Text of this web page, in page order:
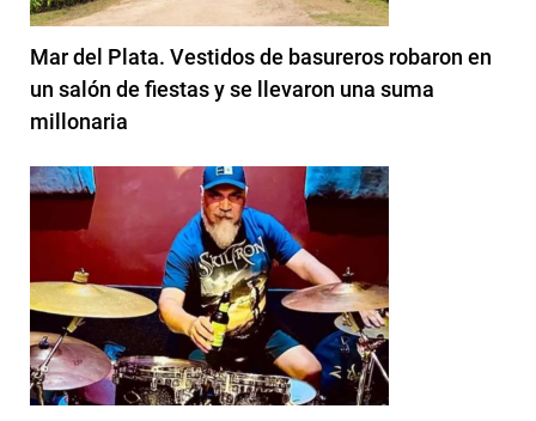
Mar del Plata. Vestidos de basureros robaron en
un salón de fiestas y se llevaron una suma
millonaria